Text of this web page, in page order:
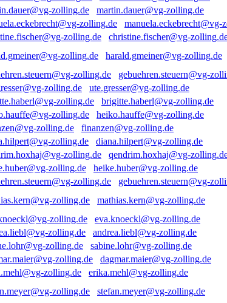
martin.dauer@vg-zolling.de
manuela.eckebrecht@vg-
christine.fischer@vg-
harald.gmeiner@vg-zolling.de
gebuehren.steuern@vg-
ute.gresser@vg-zolling.de
brigitte.haberl@vg-zolling.de
heiko.hauffe@vg-zolling.de
finanzen@vg-zolling.de
diana.hilpert@vg-zolling.de
qendrim.hoxhaj@vg-
heike.huber@vg-zolling.de
gebuehren.steuern@vg-
mathias.kern@vg-zolling.de
eva.knoeckl@vg-zolling.de
andrea.liebl@vg-zolling.de
sabine.lohr@vg-zolling.de
dagmar.maier@vg-zolling.de
erika.mehl@vg-zolling.de
stefan.meyer@vg-zolling.de